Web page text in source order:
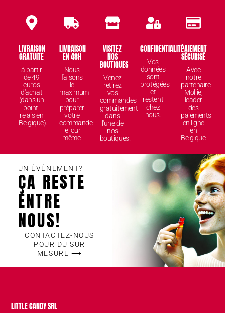
LIVRAISON
GRATUITE
à partir
de 49
euros
d'achat
(dans un
point-
relais en
Belgique).
LIVRAISON
EN 48H
Nous
faisons
le
maximum
pour
préparer
votre
commande
le jour
même.
VISITEZ
NOS
BOUTIQUES
Venez
retirez
vos
commandes
gratuitement
dans
l'une de
nos
boutiques.
CONFIDENTIALITÉ
Vos
données
sont
protégées
et
restent
chez
nous.
PAIEMENT
SÉCURISÉ
Avec
notre
partenaire
Mollie,
leader
des
paiements
en ligne
en
Belgique.
UN ÉVÉNEMENT?
ÇA RESTE
ENTRE
NOUS!
CONTACTEZ-NOUS
POUR DU SUR
MESURE ⟶
LITTLE CANDY SRL